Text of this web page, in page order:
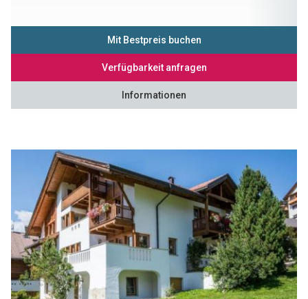
Mit Bestpreis buchen
Verfügbarkeit anfragen
Informationen